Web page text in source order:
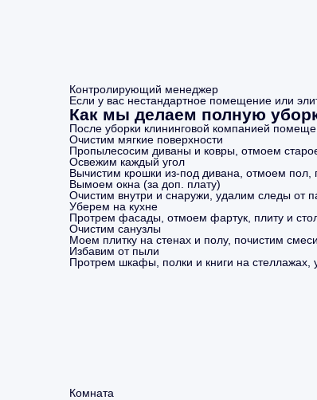
Контролирующий менеджер
Если у вас нестандартное помещение или
Как мы делаем полную
После уборки клининговой компанией
Очистим мягкие поверхности
Пропылесосим диваны и ковры, отмоем
Освежим каждый угол
Вычистим крошки из-под дивана, отмоем
Вымоем окна (за доп. плату)
Очистим внутри и снаружи, удалим следы от
Уберем на кухне
Протрем фасады, отмоем фартук, плиту и
Очистим санузлы
Моем плитку на стенах и полу, почистим
Избавим от пыли
Протрем шкафы, полки и книги на стеллажах,
Комната